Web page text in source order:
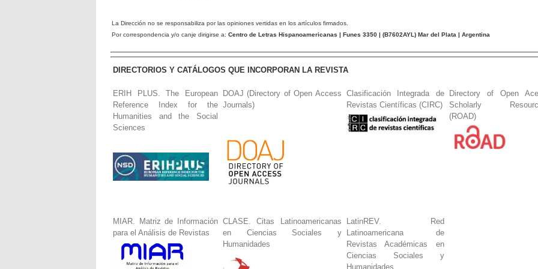
La Dirección no se responsabiliza por las opiniones vertidas en los artículos firmados.
Por correspondencia y/o canje dirigirse a: Centro de Letras Hispanoamericanas | Funes 3350 | (B7602AYL ) Mar del Plata | Argentina
DIRECTORIOS Y CATÁLOGOS QUE INCORPORAN LA REVISTA
ERIH PLUS. The European
Reference Index for the
Humanities and the Social
Sciences
DOAJ (Directory of Open Access
Journals)
Clasificación Integrada de
Revistas Científicas (CIRC)
Directory of Open
Scholarly
(ROAD)
MIAR. Matriz de Información
para el Análisis de Revistas
CLASE. Citas Latinoamericanas
en Ciencias Sociales y
Humanidades
LatinREV. Red
Latinoamericana de
Revistas Académicas en
Ciencias Sociales y
Humanidades